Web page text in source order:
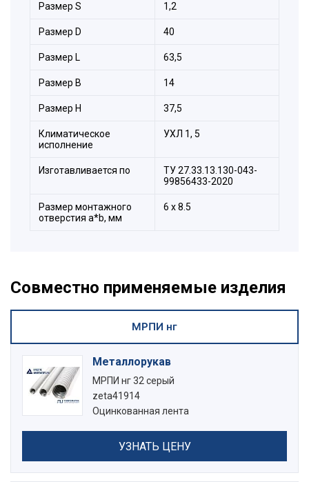
Размер S 1,2
Размер D 40
Размер L 63,5
Размер B 14
Размер H 37,5
Климатическое
исполнение
УХЛ 1, 5
Изготавливается по
ТУ 27.33.13.130-043-
99856433-2020
Размер монтажного
отверстия a*b, мм
6 x 8.5
Совместно применяемые изделия
МРПИ нг
Металлорукав
МРПИ нг 32 серый
zeta41914
Оцинкованная лента
УЗНАТЬ ЦЕНУ